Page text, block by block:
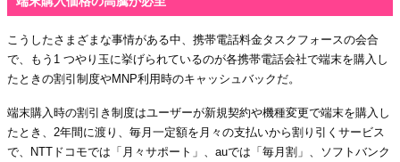
こうしたさまざまな事情がある中、携帯電話料金タスクフォースの会合
で、もう1 つやり玉に挙げられているのが各携帯電話会社で端末を購入し
たときの割引制度やMNP利用時のキャッシュバックだ。
端末購入時の割引き制度はユーザーが新規契約や機種変更で端末を購入し
たとき、2年間に渡り、毎月一定額を月々の支払いから割り引くサービス
で、NTTドコモでは「月々サポート」、auでは「毎月割」、ソフトバンク